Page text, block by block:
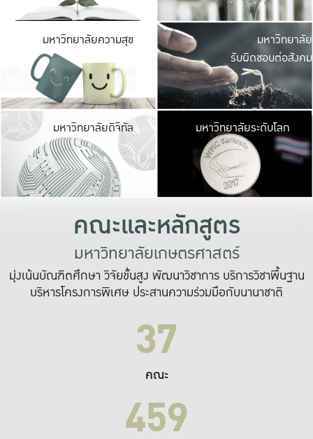
มหาวิทยาลัยความสุข มหาวิ
ค
เปิดประ
และพบเรื่องราวใ
มหาวิทยาลัย
รับผิดชอบต่อสังคม
มหาวิทยาลัยดิจิทัล มหาวิ
เปลี่ยนแปลง แล
เพื่อทำง
ระบบสารสนเทศ
มหาวิทยาลัยระดับโลก
คณะและหลักสูตร
มหาวิทยาลัยเกษตรศาสตร์
มุ่งเน้นบัณฑิตศึกษา วิจัยขั้นสูง พัฒนาวิชาการ บริการวิชาพื้นฐาน
บริหารโครงการพิเศษ ประสานความร่วมมือกับนานาชาติ
37
คณะ
459